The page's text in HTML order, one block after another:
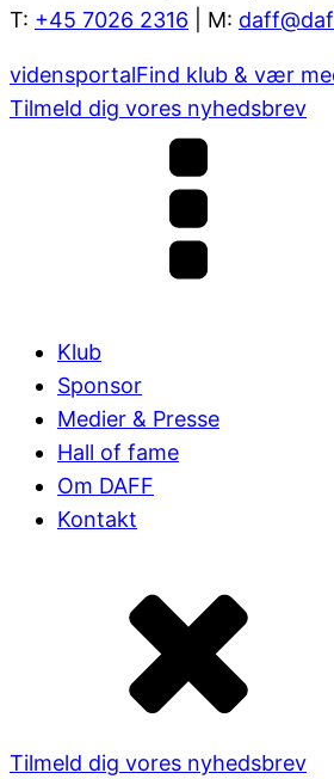
T: +45 7026 2316 | M:
vidensportalFind klub & vær
Tilmeld dig vores nyhedsbrev
Klub
Sponsor
Medier & Presse
Hall of fame
Om DAFF
Kontakt
Tilmeld dig vores nyhedsbrev